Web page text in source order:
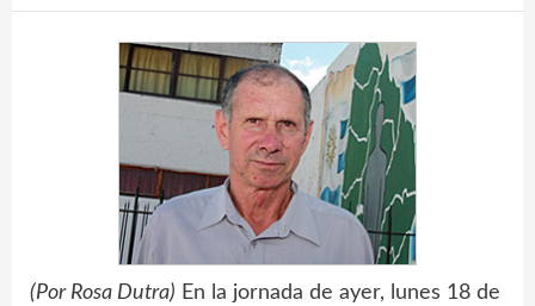
(Por Rosa Dutra) En la jornada de ayer, lunes 18 de